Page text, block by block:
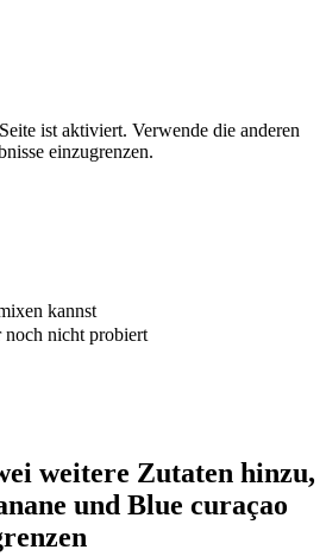
ist aktiviert. Verwende die anderen
einzugrenzen.
kannst
noch nicht probiert
weitere Zutaten hinzu,
und Blue curaçao